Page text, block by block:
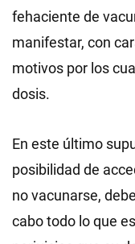
fehaciente de
manifestar, con
motivos por los
dosis.
En este último
posibilidad de
no vacunarse,
cabo todo lo que